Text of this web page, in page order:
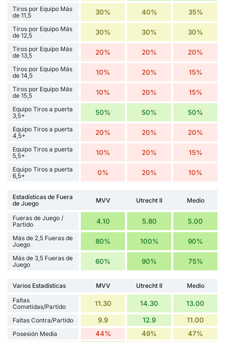
Tiros por Equipo Más
de 11,5
30% 40% 35%
Tiros por Equipo Más
de 12,5
30% 30% 30%
Tiros por Equipo Más
de 13,5
20% 20% 20%
Tiros por Equipo Más
de 14,5
10% 20% 15%
Tiros por Equipo Más
de 15,5
10% 20% 15%
Equipo Tiros a puerta
3,5+
50% 50% 50%
Equipo Tiros a puerta
4,5+
20% 20% 20%
Equipo Tiros a puerta
5,5+
10% 20% 15%
Equipo Tiros a puerta
6,5+
0% 20% 10%
Estadísticas de Fuera
de Juego
MVV Utrecht II Medio
Fueras de Juego /
Partido
4.10 5.80 5.00
Más de 2,5 Fueras de
Juego
80% 100% 90%
Más de 3,5 Fueras de
Juego
60% 90% 75%
Varios Estadísticas MVV Utrecht II
Medio
Faltas
Cometidas/Partido
11.30 14.30 13.00
Faltas Contra/Partido 9.9 12.9 11.00
Posesión Media 44% 49% 47%